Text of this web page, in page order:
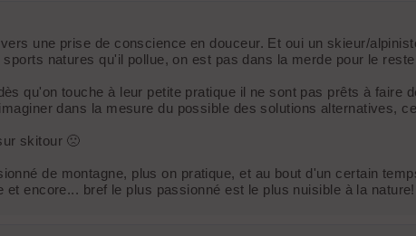
une prise de conscience en douceur. Et oui un skieur/
natures qu'il pollue, on est pas dans la merde pour le
qu'on touche à leur petite pratique il ne sont pas prêts à faire
dans la mesure du possible des solutions alternatives,
skitour 🙁
de montagne, plus on pratique, et au bout d'un certain
encore... bref le plus passionné est le plus nuisible à la